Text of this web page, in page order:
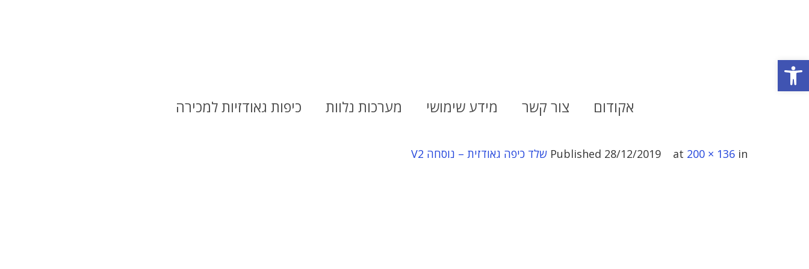
כיפות גאודזיות למכירה מערכות נלוות מידע שימושי צור קשר אקודום
Published 28/12/2019 at 200 × 136 in שלד כיפה גאודזית – נוסחה V2
פתח סרגל נגישות